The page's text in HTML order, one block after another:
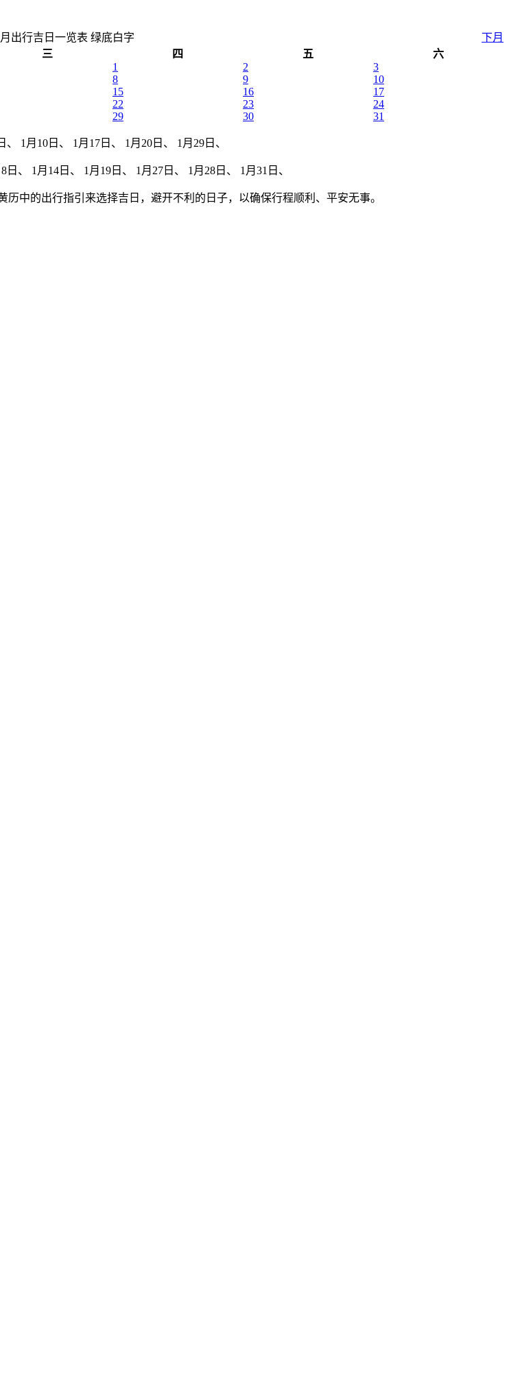
出行吉日一览表 绿底白字
下月
三 四 五
六
1
2
3
8 9
10
15 16
17
22 23
24
29 30 31
1月10日、 1月17日、 1月20日、 1月29日、
、 1月14日、 1月19日、 1月27日、 1月28日、 1月31日、
中的出行指引来选择吉日，避开不利的日子，以确保行程顺利、平安无事。